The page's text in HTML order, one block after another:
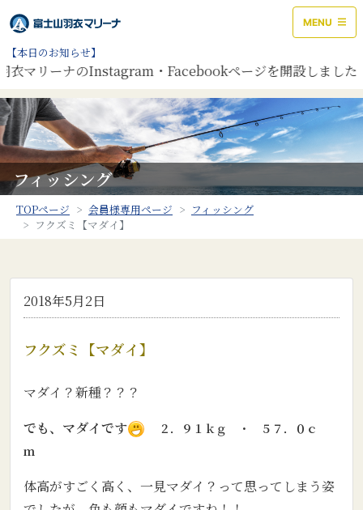
MENU
【本日のお知らせ】
マリーナのInstagram・Facebookページを開設しました！
フィッシング
TOPページ 会員様専用ページ
フィッシング
フクズミ【マダイ】
2018年5月2日
フクズミ【マダイ】
マダイ？新種？？？
でも、マダイです
２．９１ｋｇ ・ ５７．０ｃ
ｍ
体高がすごく高く、一見マダイ？って思ってしまう姿